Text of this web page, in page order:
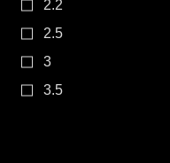
2.2
2.5
3
3.5